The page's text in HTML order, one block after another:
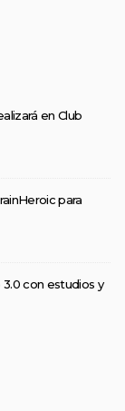
en Club
para
con estudios y